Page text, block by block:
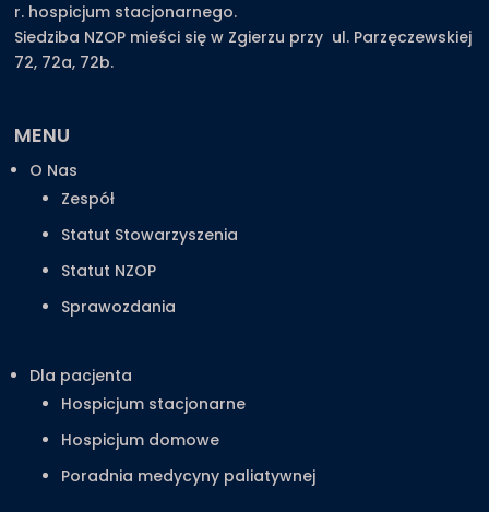
r. hospicjum stacjonarnego.
Siedziba NZOP mieści się w Zgierzu przy ul. Parzęczewskiej
72, 72a, 72b.
MENU
O Nas
Zespół
Statut Stowarzyszenia
Statut NZOP
Sprawozdania
Dla pacjenta
Hospicjum stacjonarne
Hospicjum domowe
Poradnia medycyny paliatywnej